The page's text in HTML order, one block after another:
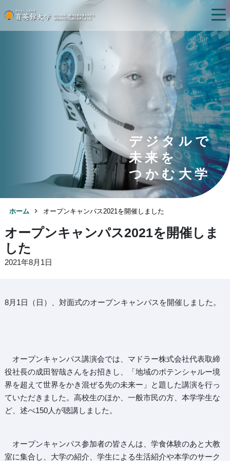
デジタルで
未来を
つかむ大学
ホーム オープンキャンパス2021を開催しました
オープンキャンパス2021を開催しま
した
2021年8月1日
8月1日（日）、対面式のオープンキャンパスを開催しました。
オープンキャンパス講演会では、マドラー株式会社代表取締
役社長の成田智哉さんをお招きし、「地域のポテンシャルー境
界を超えて世界をかき混ぜる先の未来ー」と題した講演を行っ
ていただきました。高校生のほか、一般市民の方、本学学生な
ど、述べ150人が聴講しました。
オープンキャンパス参加者の皆さんは、学食体験のあと大教
室に集合し、大学の紹介、学生による生活紹介や本学のサーク